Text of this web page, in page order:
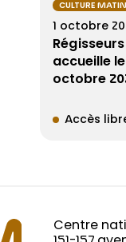
CULTURE MATIN
1 octobre
accueille
octobre
Accès
Centre